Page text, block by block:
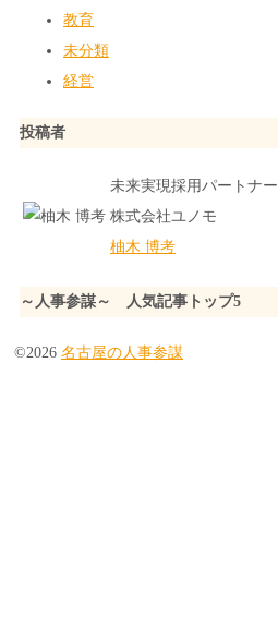
教育
未分類
経営
投稿者
未来実現採用パートナー
株式会社ユノモ
柚木 博考
～人事参謀～ 人気記事トップ5
©2026 名古屋の人事参謀